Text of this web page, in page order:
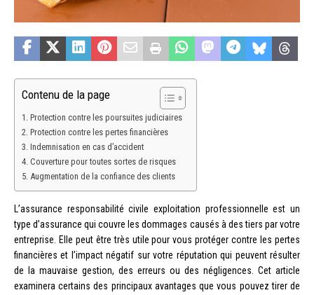
Contenu de la page
Protection contre les poursuites judiciaires
Protection contre les pertes financières
Indemnisation en cas d’accident
Couverture pour toutes sortes de risques
Augmentation de la confiance des clients
L’assurance responsabilité civile exploitation professionnelle est un
type d’assurance qui couvre les dommages causés à des tiers par votre
entreprise. Elle peut être très utile pour vous protéger contre les pertes
financières et l’impact négatif sur votre réputation qui peuvent résulter
de la mauvaise gestion, des erreurs ou des négligences. Cet article
examinera certains des principaux avantages que vous pouvez tirer de